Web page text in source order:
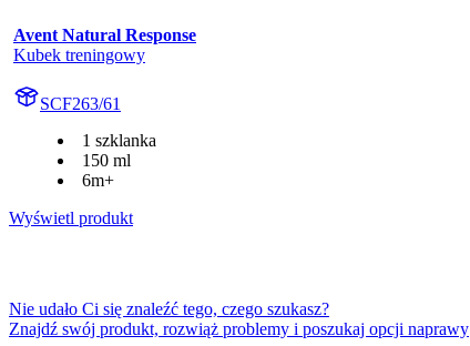
Avent Natural Response
Kubek treningowy
SCF263/61
1 szklanka
150 ml
6m+
Wyświetl produkt
Nie udało Ci się znaleźć tego, czego szukasz?
Znajdź swój produkt, rozwiąż problemy i poszukaj opcji naprawy